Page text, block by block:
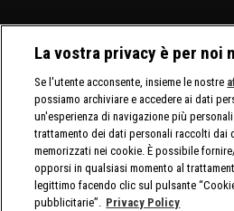
La vostra privacy è per noi
Se l'utente acconsente, insieme le nostre
possiamo archiviare e accedere ai dati
un'esperienza di navigazione più
trattamento dei dati personali raccolti dai
memorizzati nei cookie. È possibile
opporsi in qualsiasi momento al
legittimo facendo clic sul pulsante
pubblicitarie”. Privacy Policy